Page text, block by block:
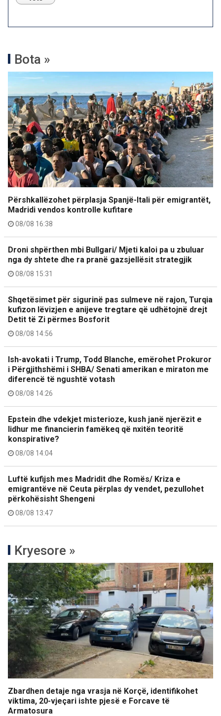
Bota »
Përshkallëzohet përplasja Spanjë-Itali për emigrantët,
Madridi vendos kontrolle kufitare
08/08 16:38
Droni shpërthen mbi Bullgari/ Mjeti kaloi pa u zbuluar
nga dy shtete dhe ra pranë gazsjellësit strategjik
08/08 15:31
Shqetësimet për sigurinë pas sulmeve në rajon, Turqia
kufizon lëvizjen e anijeve tregtare që udhëtojnë drejt
Detit të Zi përmes Bosforit
08/08 14:56
Ish-avokati i Trump, Todd Blanche, emërohet Prokuror
i Përgjithshëmi i SHBA/ Senati amerikan e miraton me
diferencë të ngushtë votash
08/08 14:26
Epstein dhe vdekjet misterioze, kush janë njerëzit e
lidhur me financierin famëkeq që nxitën teoritë
konspirative?
08/08 14:04
Luftë kufijsh mes Madridit dhe Romës/ Kriza e
emigrantëve në Ceuta përplas dy vendet, pezullohet
përkohësisht Shengeni
08/08 13:47
Kryesore »
Zbardhen detaje nga vrasja në Korçë, identifikohet
viktima, 20-vjeçari ishte pjesë e Forcave të
Armatosura